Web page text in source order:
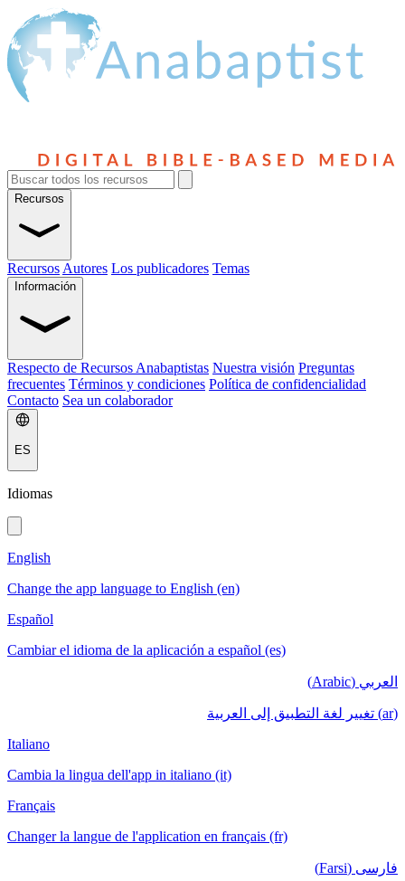
Recursos
Recursos Autores Los publicadores Temas
Información
Respecto de Recursos Anabaptistas Nuestra visión Preguntas
frecuentes Términos y condiciones Política de confidencialidad
Contacto Sea un colaborador
ES
Idiomas
English
Change the app language to English (en)
Español
Cambiar el idioma de la aplicación a español (es)
العربي (Arabic)
(ar) تغيير لغة التطبيق إلى العربية
Italiano
Cambia la lingua dell'app in italiano (it)
Français
Changer la langue de l'application en français (fr)
فارسی (Farsi)